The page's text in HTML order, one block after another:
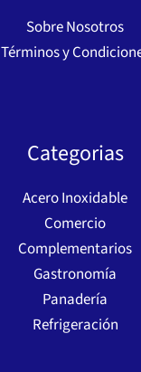
Sobre Nosotros
Términos y
Categorias
Acero Inoxidable
Comercio
Complementarios
Gastronomía
Panadería
Refrigeración